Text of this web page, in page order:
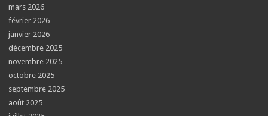
mars 2026
février 2026
janvier 2026
décembre 2025
novembre 2025
octobre 2025
septembre 2025
août 2025